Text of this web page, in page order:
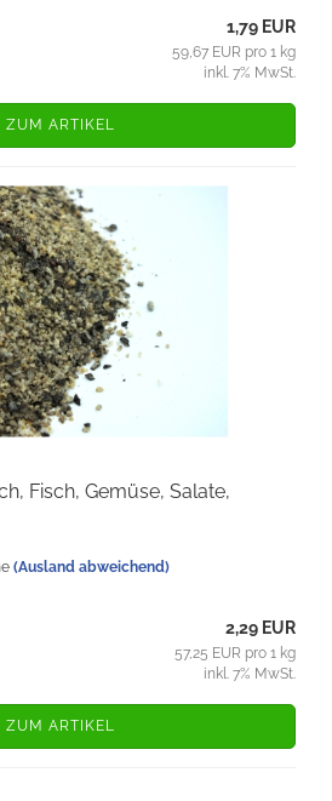
1,79 EUR
59,67 EUR pro 1 kg
inkl. 7% MwSt.
ZUM ARTIKEL
Fisch, Gemüse, Salate,
(Ausland abweichend)
2,29 EUR
57,25 EUR pro 1 kg
inkl. 7% MwSt.
ZUM ARTIKEL